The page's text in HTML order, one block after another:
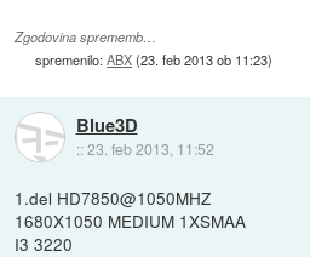
Zgodovina sprememb…
spremenilo:ABX(23. feb 2013 ob 11:23)
Blue3D
::23. feb 2013, 11:52
1.del HD7850@1050MHZ
1680X1050 MEDIUM 1XSMAA
I3 3220